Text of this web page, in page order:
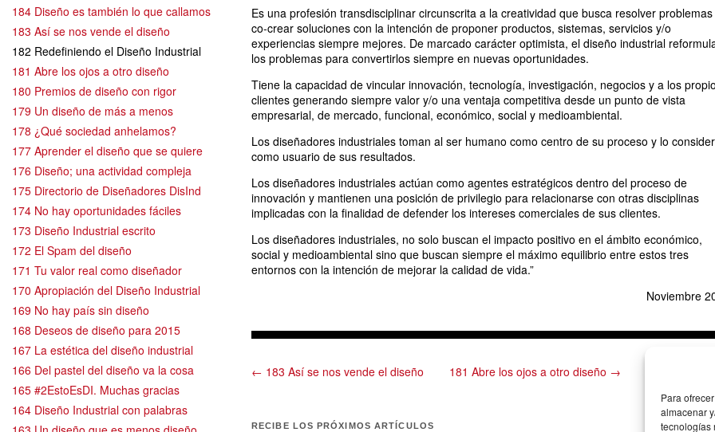
Para
almacenar
tecnologías
184 Diseño es también lo que callamos
183 Así se nos vende el diseño
182 Redefiniendo el Diseño Industrial
181 Abre los ojos a otro diseño
180 Premios de diseño con rigor
179 Un diseño de más a menos
178 ¿Qué sociedad anhelamos?
177 Aprender el diseño que se quiere
176 Diseño; una actividad compleja
175 Directorio de Diseñadores DisInd
174 No hay oportunidades fáciles
173 Diseño Industrial escrito
172 El Spam del diseño
171 Tu valor real como diseñador
170 Apropiación del Diseño Industrial
169 No hay país sin diseño
168 Deseos de diseño para 2015
167 La estética del diseño industrial
166 Del pastel del diseño va la cosa
165 #2EstoEsDI. Muchas gracias
164 Diseño Industrial con palabras
Es una profesión transdisciplinar circunscrita a la creatividad que busca resolver
co-crear soluciones con la intención de proponer productos, sistemas, servicios y/o
experiencias siempre mejores. De marcado carácter optimista, el diseño industrial
los problemas para convertirlos siempre en nuevas oportunidades.
Tiene la capacidad de vincular innovación, tecnología, investigación, negocios y a los
clientes generando siempre valor y/o una ventaja competitiva desde un punto de vista
empresarial, de mercado, funcional, económico, social y medioambiental.
Los diseñadores industriales toman al ser humano como centro de su proceso y lo
como usuario de sus resultados.
Los diseñadores industriales actúan como agentes estratégicos dentro del proceso de
innovación y mantienen una posición de privilegio para relacionarse con otras disciplinas
implicadas con la finalidad de defender los intereses comerciales de sus clientes.
Los diseñadores industriales, no solo buscan el impacto positivo en el ámbito económico,
social y medioambiental sino que buscan siempre el máximo equilibrio entre estos tres
entornos con la intención de mejorar la calidad de vida.”
Noviembre
← 183 Así se nos vende el diseño 181 Abre los ojos a otro diseño →
RECIBE LOS PRÓXIMOS ARTÍCULOS